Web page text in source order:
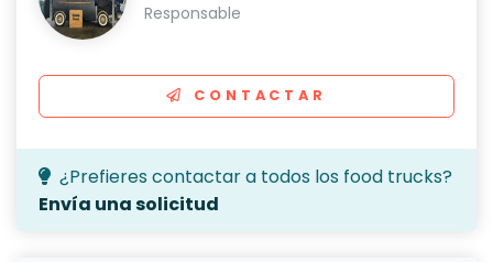
Responsable
CONTACTAR
¿Prefieres contactar a todos los food trucks?
Envía una solicitud